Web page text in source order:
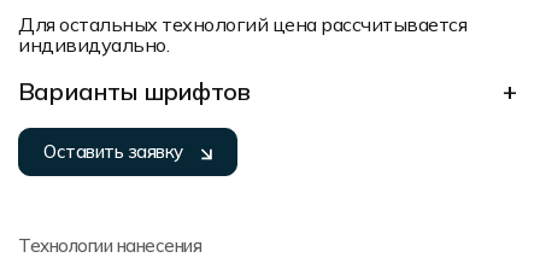
Для остальных технологий цена рассчитывается
индивидуально.
Варианты шрифтов +
Оставить заявку
Технологии нанесения